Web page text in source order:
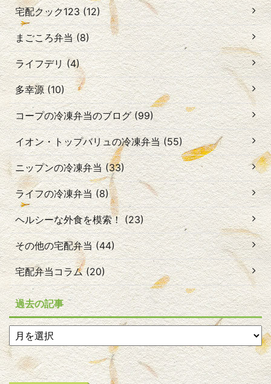
宅配クック123 (12)
まごころ弁当 (8)
ライフデリ (4)
多幸源 (10)
コープの冷凍弁当のブログ (99)
イオン・トップバリュの冷凍弁当 (55)
ニップンの冷凍弁当 (33)
ライフの冷凍弁当 (8)
ヘルシーな外食を模索！ (23)
その他の宅配弁当 (44)
宅配弁当コラム (20)
過去の記事